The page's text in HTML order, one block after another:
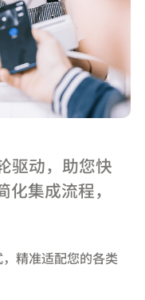
驱动，助您快
集成流程，
精准适配您的各类